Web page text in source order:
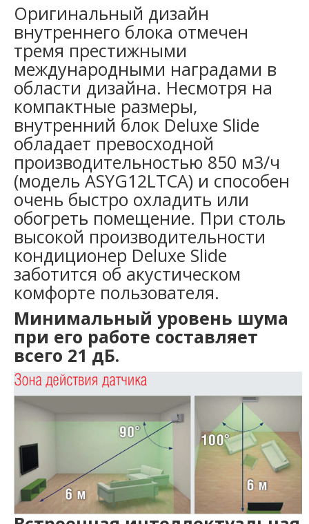
Оригинальный дизайн
внутреннего блока отмечен
тремя престижными
международными наградами в
области дизайна. Несмотря на
компактные размеры,
внутренний блок Deluxe Slide
обладает превосходной
производительностью 850 м3/ч
(модель ASYG12LTCA) и способен
очень быстро охладить или
обогреть помещение. При столь
высокой производительности
кондиционер Deluxe Slide
заботится об акустическом
комфорте пользователя.
Минимальный уровень шума
при его работе составляет
всего 21 дБ.